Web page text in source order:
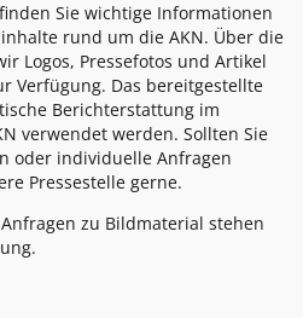
Sie wichtige Informationen
rund um die AKN. Über die
Logos, Pressefotos und Artikel
Verfügung. Das bereitgestellte
Berichterstattung im
verwendet werden. Sollten Sie
oder individuelle Anfragen
Pressestelle gerne.
zu Bildmaterial stehen